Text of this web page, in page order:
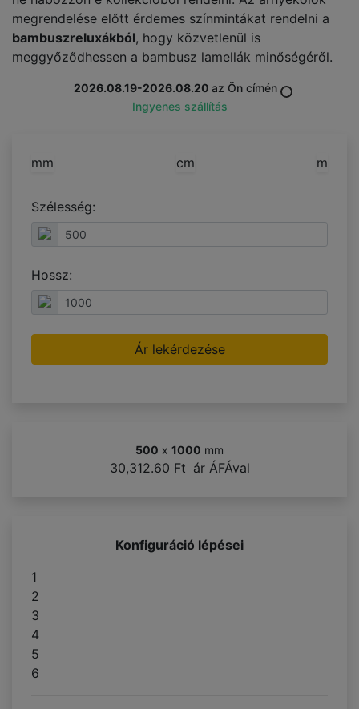
megrendelése előtt érdemes színmintákat rendelni a
bambuszreluxákból, hogy közvetlenül is
meggyőződhessen a bambusz lamellák minőségéről.
2026.08.19-2026.08.20 az Ön címén
Ingyenes szállítás
mm cm m
Szélesség:
Hossz:
Ár lekérdezése
500 x 1000 mm
30,312.60 Ft ár ÁFÁval
Konfiguráció lépései
1
2
3
4
5
6